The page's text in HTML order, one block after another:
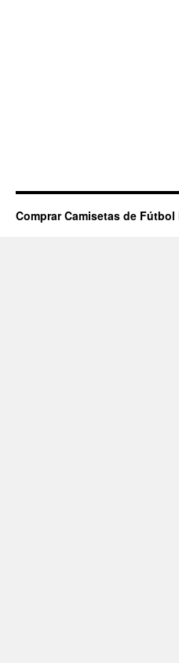
Comprar Camisetas de Fútbol